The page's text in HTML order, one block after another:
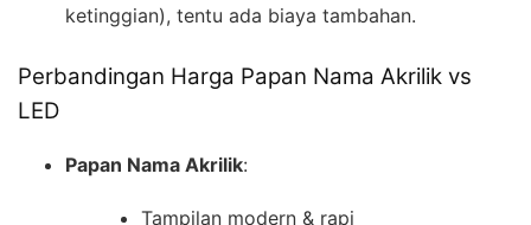
ketinggian), tentu ada biaya tambahan.
Perbandingan Harga Papan Nama Akrilik vs
LED
Papan Nama Akrilik:
Tampilan modern & rapi